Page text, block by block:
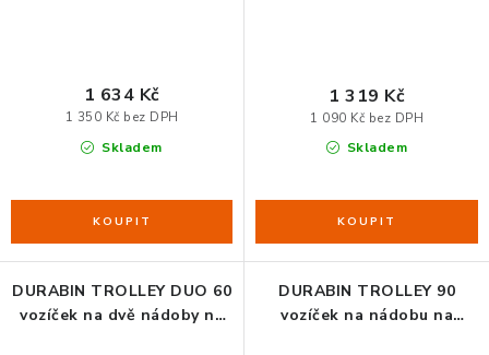
Skladem
1 350 Kč bez DPH
1 634 Kč
Skladem
1 090 Kč bez DPH
1 319 Kč
DURABIN TROLLEY DUO 60
vozíček na dvě nádoby na
DURABIN TROLLEY 90
vozíček na nádobu na